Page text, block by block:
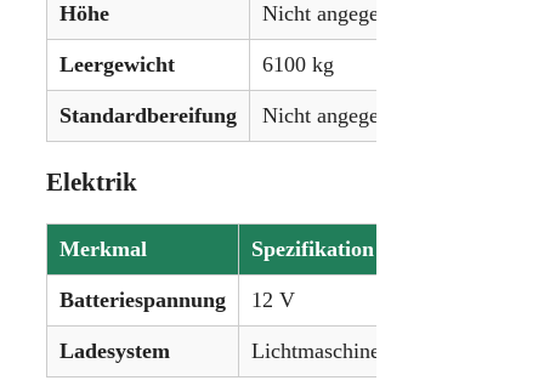
Höhe Nicht angegeben
Leergewicht 6100 kg
Standardbereifung Nicht angegeben
Elektrik
Merkmal Spezifikation
Batteriespannung 12 V
Ladesystem Lichtmaschine